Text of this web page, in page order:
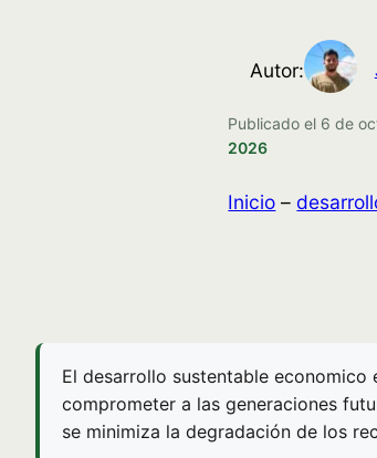
Autor:
Publicado el 6 de
2026
Inicio –
El desarrollo sustentable
comprometer a las generaciones
se minimiza la degradación de los